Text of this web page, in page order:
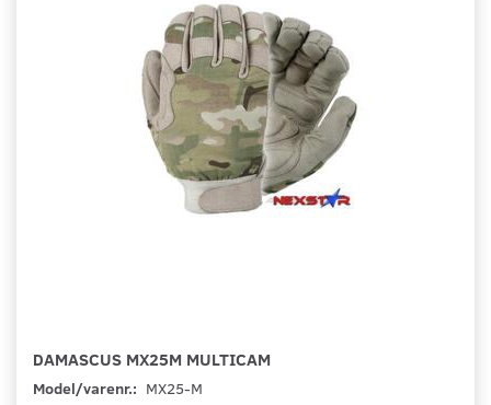
DAMASCUS MX25M MULTICAM
Model/varenr.: MX25-M